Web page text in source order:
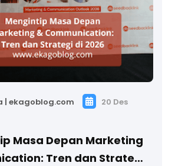
| ekagoblog.com
20 Des
Masa Depan Marketing
Tren dan Strategi